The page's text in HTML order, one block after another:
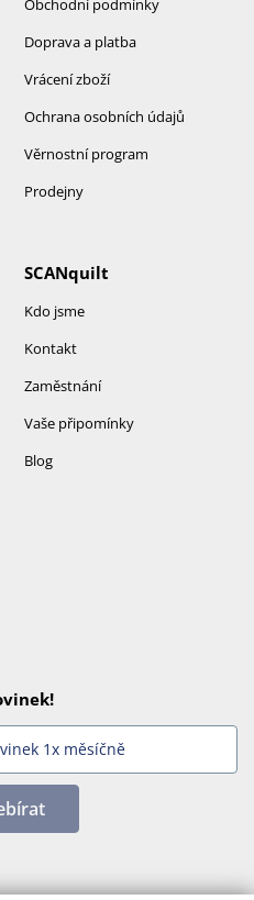
Obchodní podmínky
Doprava a platba
Vrácení zboží
Ochrana osobních údajů
Věrnostní program
Prodejny
SCANquilt
Kdo jsme
Kontakt
Zaměstnání
Vaše připomínky
Blog